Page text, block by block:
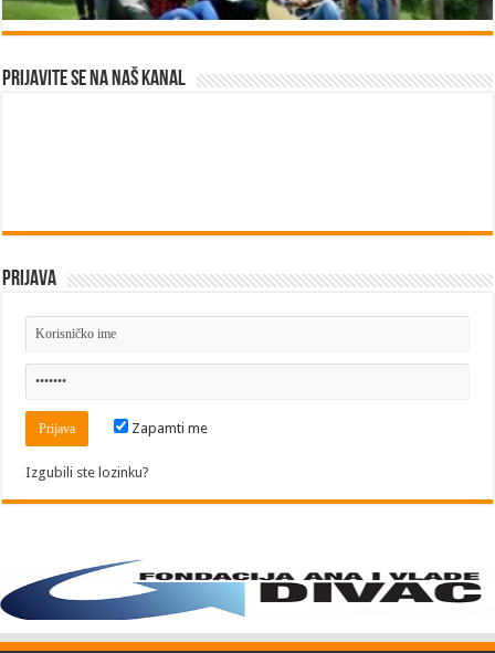
Prijavite se na naš kanal
Prijava
Zapamti me
Izgubili ste lozinku?